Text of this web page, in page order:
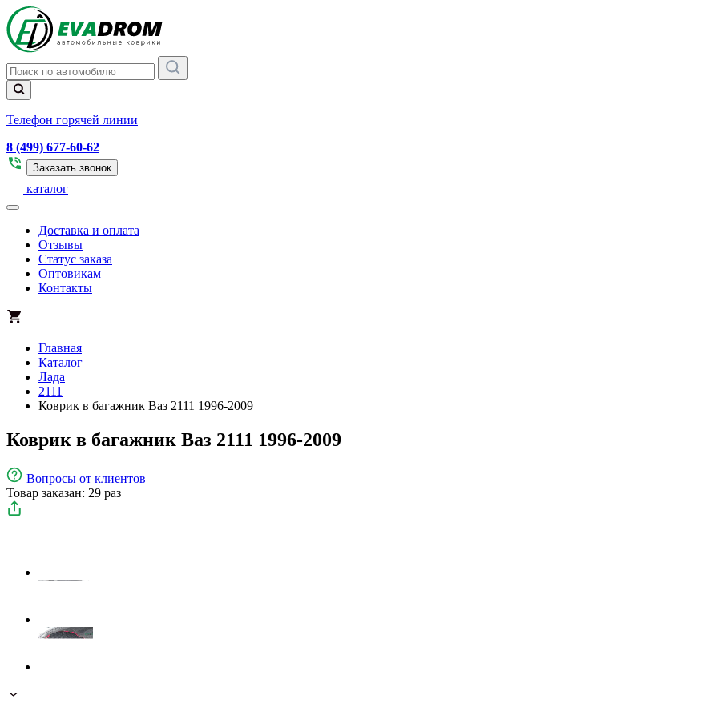
Телефон горячей линии
8 (499) 677-60-62
Заказать звонок
каталог
Доставка и оплата
Отзывы
Статус заказа
Оптовикам
Контакты
Главная
Каталог
Лада
2111
Коврик в багажник Ваз 2111 1996-2009
Коврик в багажник Ваз 2111 1996-2009
Вопросы от клиентов
Товар заказан: 29 раз